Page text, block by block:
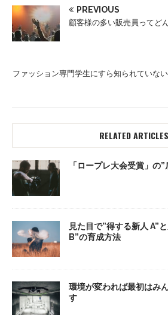
PREVIOUS
顧客様の多い販売員ってど
ファッション専門学生にすら知られていな
RELATED ARTICLES
「ロープレ大会受賞」の
見た目で”得する新人 A”
B”の育成方法
環境が変われば最初はみ
す